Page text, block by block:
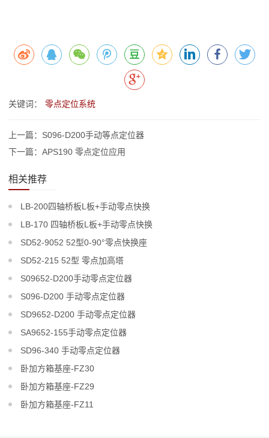
关键词： 零点定位系统
上一篇：S096-D200手动等点定位器
下一篇：APS190 零点定位应用
相关推荐
LB-200四轴桥板L板+手动零点快换
LB-170 四轴桥板L板+手动零点快换
SD52-9052 52型0-90°零点快换座
SD52-215 52型 零点加高塔
S09652-D200手动零点定位器
S096-D200 手动零点定位器
SD9652-D200 手动零点定位器
SA9652-155手动零点定位器
SD96-340 手动零点定位器
卧加方箱基座-FZ30
卧加方箱基座-FZ29
卧加方箱基座-FZ11